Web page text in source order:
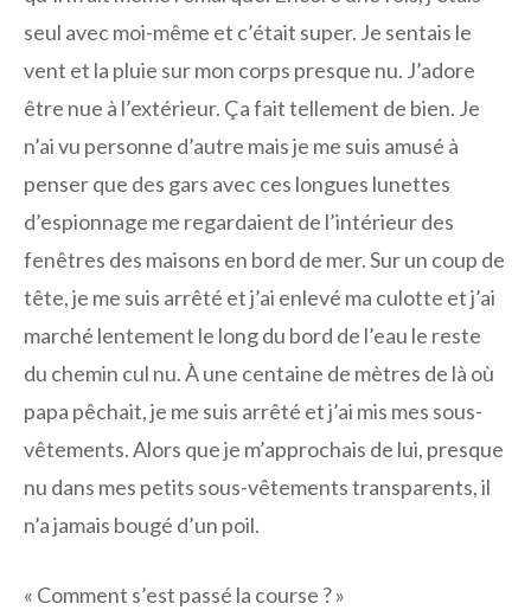
seul avec moi-même et c’était super. Je sentais le
vent et la pluie sur mon corps presque nu. J’adore
être nue à l’extérieur. Ça fait tellement de bien. Je
n’ai vu personne d’autre mais je me suis amusé à
penser que des gars avec ces longues lunettes
d’espionnage me regardaient de l’intérieur des
fenêtres des maisons en bord de mer. Sur un coup de
tête, je me suis arrêté et j’ai enlevé ma culotte et j’ai
marché lentement le long du bord de l’eau le reste
du chemin cul nu. À une centaine de mètres de là où
papa pêchait, je me suis arrêté et j’ai mis mes sous-
vêtements. Alors que je m’approchais de lui, presque
nu dans mes petits sous-vêtements transparents, il
n’a jamais bougé d’un poil.
« Comment s’est passé la course ? »